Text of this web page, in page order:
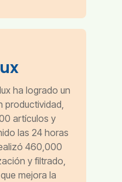
ha logrado un
productividad,
artículos y
las 24 horas
460,000
y filtrado,
mejora la